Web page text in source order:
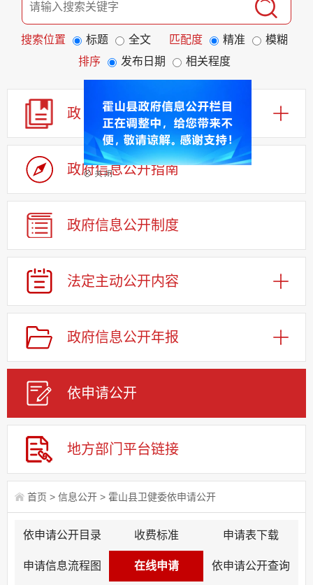
搜索位置 标题 全文 匹配度 精准
模糊
排序
发布日期 相关程度
政 策
政府信息公开指南
政府信息公开制度
法定主动公开内容
政府信息公开年报
依申请公开
地方部门平台链接
首页 > 信息公开 > 霍山县卫健委依申请公开
依申请公开目录 收费标准 申请表下载
申请信息流程图 在线申请 依申请公开查询